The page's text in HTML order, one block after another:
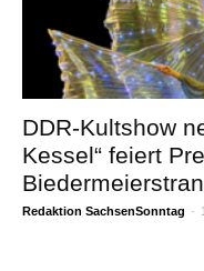
DDR-Kultshow
Kessel“ feiert
Redaktion SachsenSonntag -